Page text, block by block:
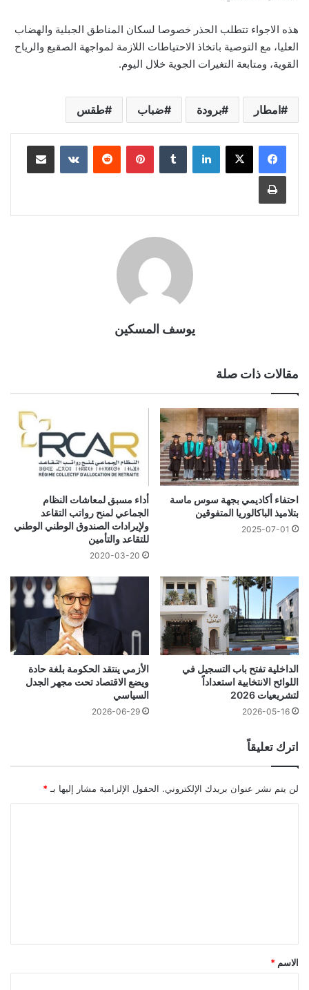
هذه الاجواء تتطلب الحذر خصوصا لسكان المناطق الجبلية والهضاب
العليا، مع التوصية باتخاذ الاحتياطات اللازمة لمواجهة الصقيع والرياح
القوية، ومتابعة التغيرات الجوية خلال اليوم.
امطار برودة ضباب طقس
لينكدإن بينتيريست مشاركة عبر البريد
طباعة
يوسف المسكين
مقالات ذات صلة
احتفاء أكاديمي بجهة سوس ماسة
بتلاميذ الباكالوريا المتفوقين
2025-07-01
أداء مسبق لمعاشات النظام
الجماعي لمنح رواتب التقاعد
ولإيرادات الصندوق الوطني الوطني
للتقاعد والتأمين
2020-03-20
الداخلية تفتح باب التسجيل في
اللوائح الانتخابية استعداداً
لتشريعيات 2026
2026-05-16
الأزمي ينتقد الحكومة بلغة حادة
ويضع الاقتصاد تحت مجهر الجدل
السياسي
2026-06-29
اترك تعليقاً
لن يتم نشر عنوان بريدك الإلكتروني. الحقول الإلزامية مشار إليها بـ *
*
الاسم *